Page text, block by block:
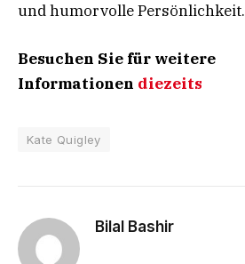
und humorvolle Persönlichkeit.
Besuchen Sie für weitere
Informationen diezeits
Kate Quigley
Bilal Bashir